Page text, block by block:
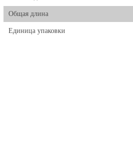
Общая длина
Единица упаковки